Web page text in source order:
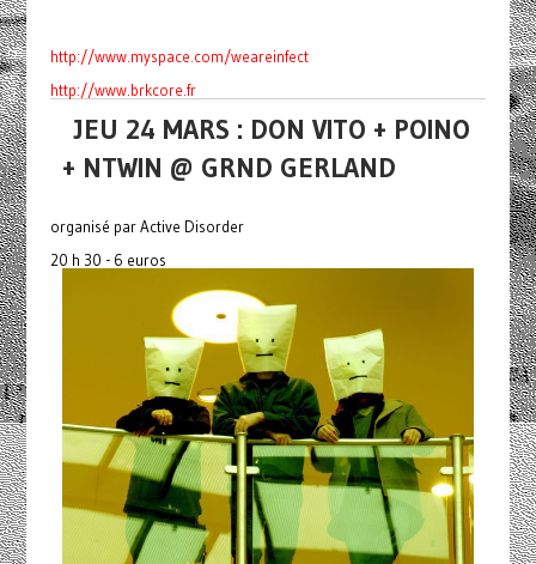
http://www.myspace.com/weareinfect
http://www.brkcore.fr
JEU 24 MARS : DON VITO + POINO
+ NTWIN @ GRND GERLAND
organisé par Active Disorder
20 h 30 - 6 euros